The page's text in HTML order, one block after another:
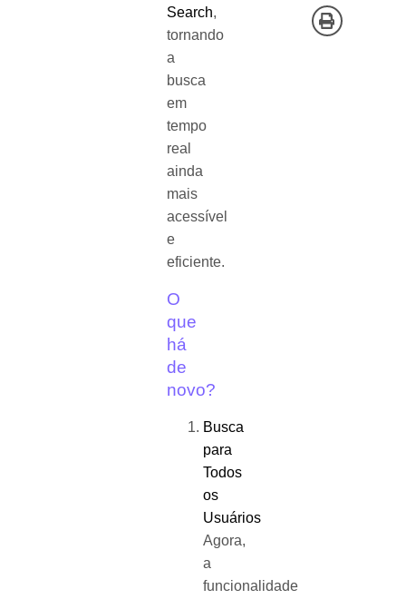
Search,
tornando
a
busca
em
tempo
real
ainda
mais
acessível
e
eficiente.
O
que
há
de
novo?
Busca
para
Todos
os
Usuários
Agora,
a
funcionalidade